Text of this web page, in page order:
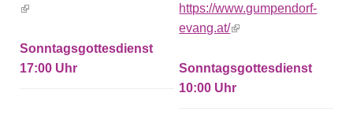
(link is external)
Sonntagsgottesdienst
17:00
https://www.gumpendorf-
evang.at/(link is external)
Sonntagsgottesdienst
10:00